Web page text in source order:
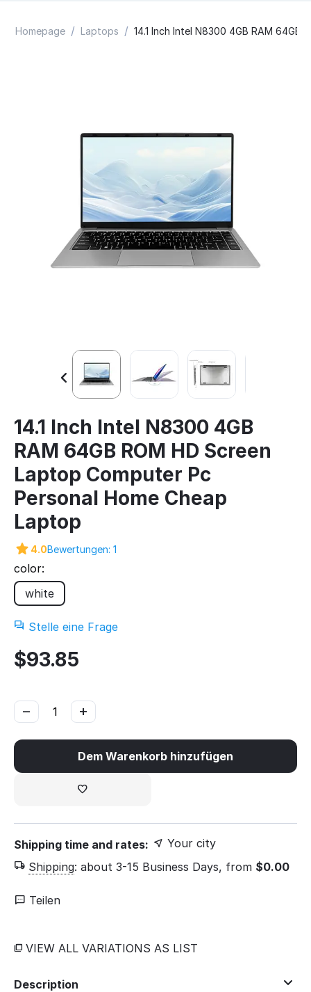
Homepage / Laptops / 14.1 Inch Intel N8300 4GB RAM
14.1 Inch Intel N8300 4GB
RAM 64GB ROM HD Screen
Laptop Computer Pc
Personal Home Cheap
Laptop
4.0Bewertungen: 1
color:
white
Stelle eine Frage
$93.85
+
−
Dem Warenkorb hinzufügen
Shipping time and rates:
Your city
Shipping: about 3-15 Business Days, from $0.00
Teilen
VIEW ALL VARIATIONS AS LIST
Description